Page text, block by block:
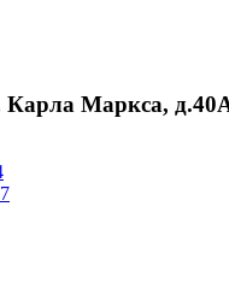
Карла Маркса,